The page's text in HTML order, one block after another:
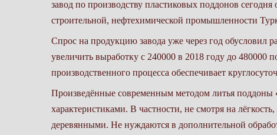
завод по производству пластиковых поддонов
строительной, нефтехимической промышленности
Спрос на продукцию завода уже через год обусловил
увеличить выработку с 240000 в 2018 году до 480000
производственного процесса обеспечивает
Произведённые современным методом литья поддоны
характеристиками. В частности, не смотря на
деревянными. Не нуждаются в дополнительной